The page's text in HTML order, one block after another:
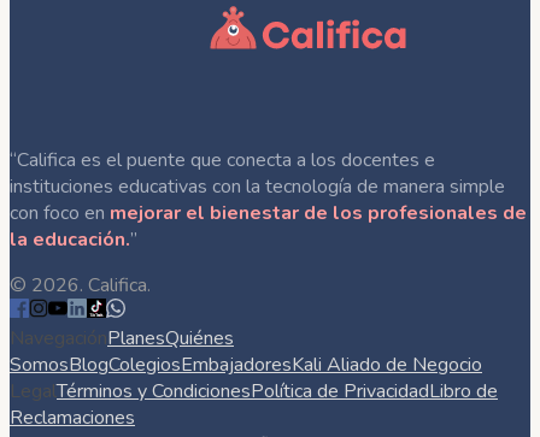
“Califica es el puente que conecta a los docentes e
instituciones educativas con la tecnología de manera simple
con foco en mejorar el bienestar de los profesionales de
la educación.”
© 2026. Califica.
NavegaciónPlanesQuiénes
SomosBlogColegiosEmbajadoresKali Aliado de Negocio
LegalTérminos y CondicionesPolítica de PrivacidadLibro de
Reclamaciones